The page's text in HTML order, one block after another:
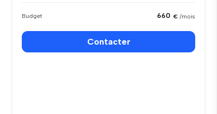
Budget 660 € /mois
Contacter